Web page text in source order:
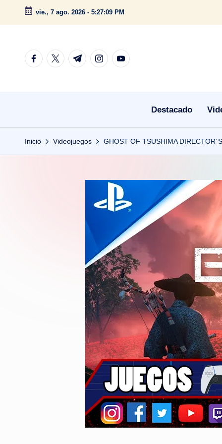
Saltar
contenido
vie., 7 ago. 2026 - 5:27:11 PM
facebook.com
twitter.com
t.me instagram.com
youtube.com
Destacado
Inicio Videojuegos GHOST OF TSUSHIMA